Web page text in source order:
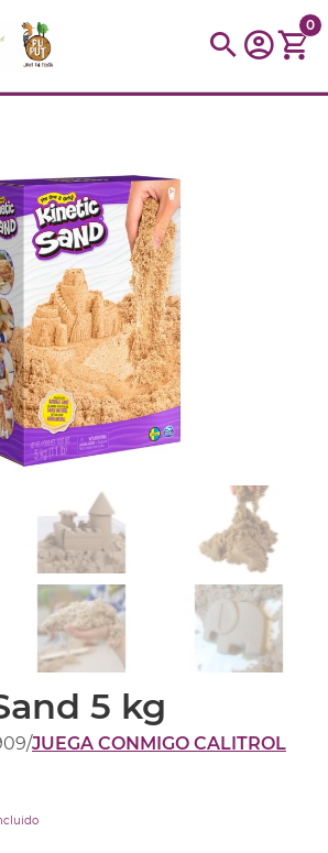
Moulin
montessori
Puzzle
Botella
0
5 kg
/JUEGA CONMIGO CALITROL